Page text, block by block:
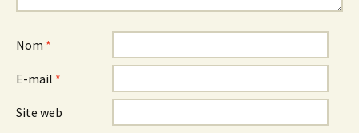
Nom *
E-mail *
Site web